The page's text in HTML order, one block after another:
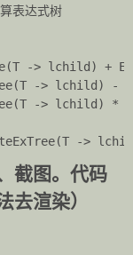
表达式树
-> lchild) +
-> lchild) -
-> lchild) *
截图。代码
去渲染）